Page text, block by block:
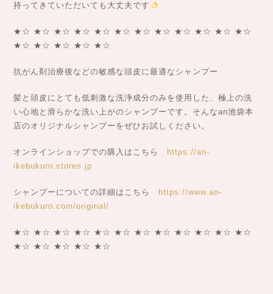
持ってきていただいても大丈夫です
★☆ ★☆ ★☆ ★☆ ★☆ ★☆ ★☆ ★☆ ★☆ ★☆ ★☆ ★☆
★☆ ★☆ ★☆ ★☆ ★☆
抗がん剤治療後などの敏感な頭皮に最適なシャンプー
髪と頭皮にとても低刺激な洗浄成分のみを使用した、極上の洗
い心地と滑らかな洗い上がのシャンプーです。そんなan池袋本
店のオリジナルシャンプーをぜひお試しください。
オンラインショップでの購入はこちら
https://an-
ikebukuro.stores.jp
シャンプーについての詳細はこちら
https://www.an-
ikebukuro.com/original/
★☆ ★☆ ★☆ ★☆ ★☆ ★☆ ★☆ ★☆ ★☆ ★☆ ★☆ ★☆
★☆ ★☆ ★☆ ★☆ ★☆